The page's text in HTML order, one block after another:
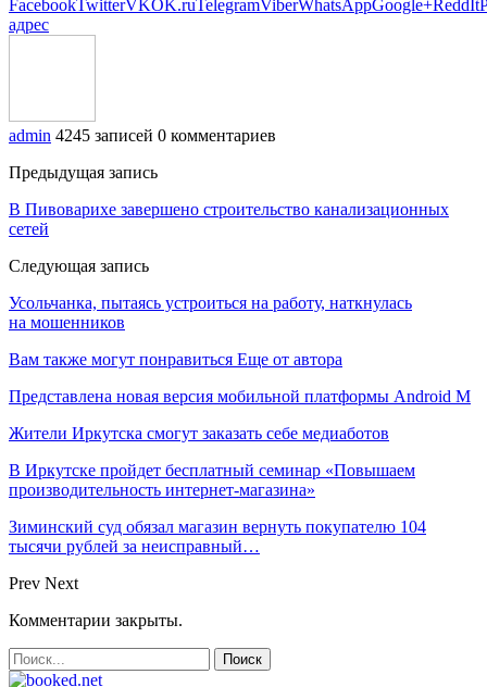
FacebookTwitterVKOK.ruTelegramViberWhatsAppGoogle+ReddIt
адрес
admin 4245 записей 0 комментариев
Предыдущая запись
В Пивоварихе завершено строительство канализационных
сетей
Следующая запись
Усольчанка, пытаясь устроиться на работу, наткнулась
на мошенников
Вам также могут понравиться Еще от автора
Представлена новая версия мобильной платформы Android M
Жители Иркутска смогут заказать себе медиаботов
В Иркутске пройдет бесплатный семинар «Повышаем
производительность интернет-магазина»
Зиминский суд обязал магазин вернуть покупателю 104
тысячи рублей за неисправный…
Prev Next
Комментарии закрыты.